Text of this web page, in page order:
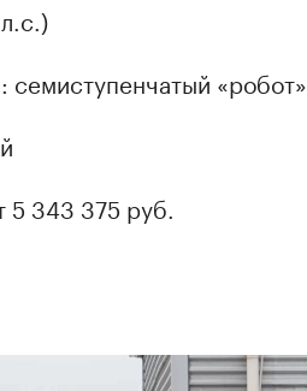
семиступенчатый «робот»
5 343 375 руб.